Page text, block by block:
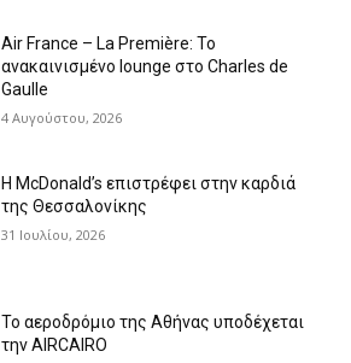
Air France – La Première: Το
ανακαινισμένο lounge στο Charles de
Gaulle
4 Αυγούστου, 2026
Η McDonald’s επιστρέφει στην καρδιά
της Θεσσαλονίκης
31 Ιουλίου, 2026
Το αεροδρόμιο της Αθήνας υποδέχεται
την AIRCAIRO